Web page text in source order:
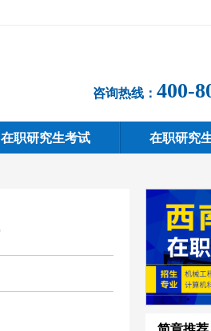
咨询热线： 400-
在职研究生考试 在职研究